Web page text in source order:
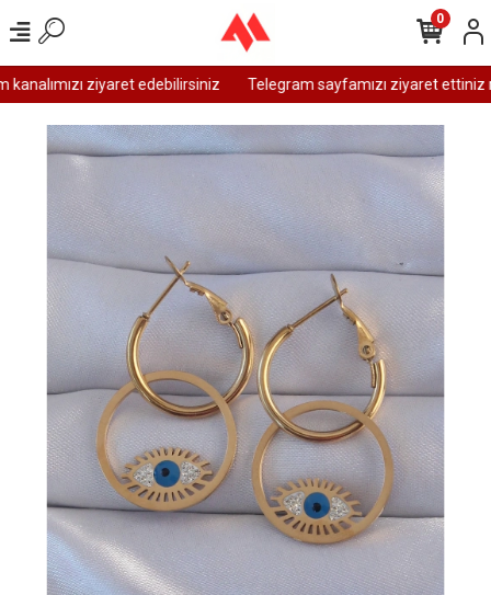
ziyaret edebilirsiniz Telegram sayfamızı ziyaret ettiniz
0